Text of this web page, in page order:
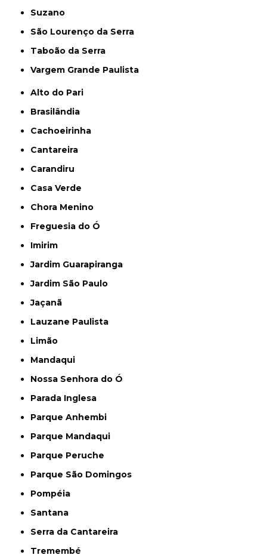
Suzano
São Lourenço da Serra
Taboão da Serra
Vargem Grande Paulista
Alto do Pari
Brasilândia
Cachoeirinha
Cantareira
Carandiru
Casa Verde
Chora Menino
Freguesia do Ó
Imirim
Jardim Guarapiranga
Jardim São Paulo
Jaçanã
Lauzane Paulista
Limão
Mandaqui
Nossa Senhora do Ó
Parada Inglesa
Parque Anhembi
Parque Mandaqui
Parque Peruche
Parque São Domingos
Pompéia
Santana
Serra da Cantareira
Tremembé